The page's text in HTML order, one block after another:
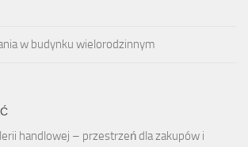
w budynku wielorodzinnym
handlowej – przestrzeń dla zakupów i